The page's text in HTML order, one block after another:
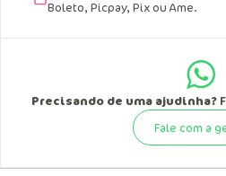
Precisando de uma ajudinha?